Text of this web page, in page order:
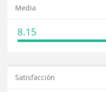
Media
8.15
Satisfacción